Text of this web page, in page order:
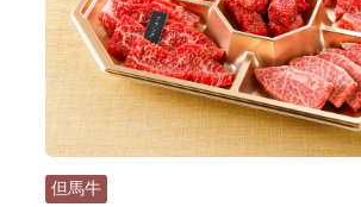
但馬牛